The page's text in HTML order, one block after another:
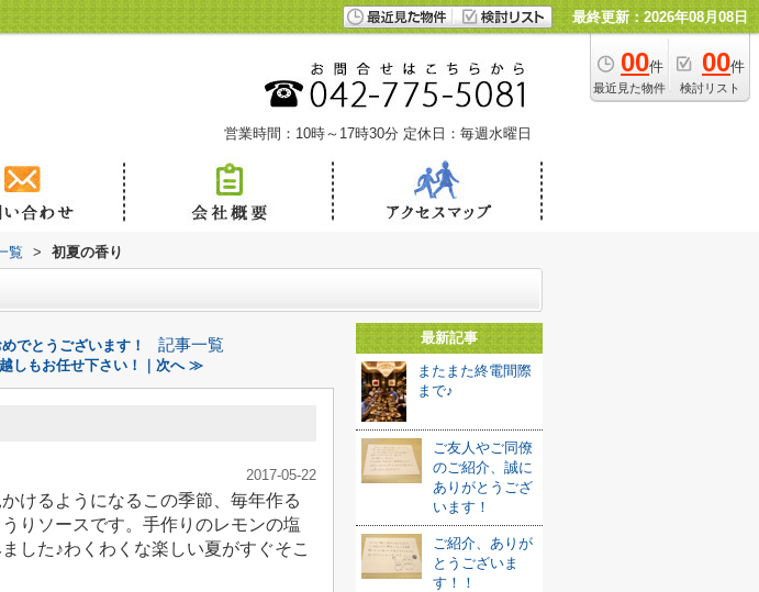
最終更新：2026年08月08日
00件
最近見た物件
00件
検討リスト
営業時間：10時～17時30分 定休日：毎週水曜日
覧 > 初夏の香り
でとうございます！ 記事一覧
しもお任せ下さい！｜次へ ≫
2017-05-22
けるようになるこの季節、毎年作る
りソースです。手作りのレモンの塩
した♪わくわくな楽しい夏がすぐそこ
最新記事
またまた終電間際
まで♪
ご友人やご同僚
のご紹介、誠に
ありがとうござ
います！
ご紹介、ありが
とうございま
す！！